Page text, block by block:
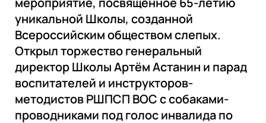
уникальной Школы, созданной
Всероссийским обществом слепых.
Открыл торжество генеральный
директор Школы Артём Астанин и парад
воспитателей и инструкторов-
методистов РШПСП ВОС с собаками-
проводниками под голос инвалида по